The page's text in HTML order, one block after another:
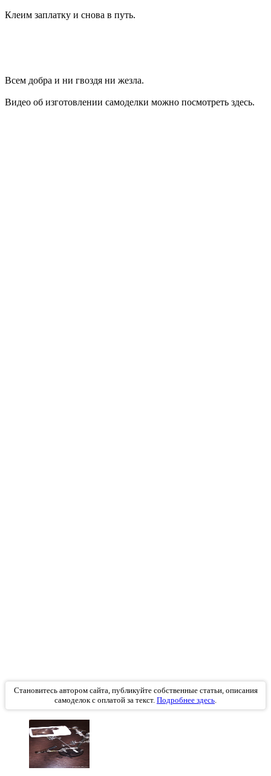
Клеим заплатку и снова в путь.
Всем добра и ни гвоздя ни жезла.
Видео об изготовлении самоделки можно посмотреть здесь.
Становитесь автором сайта, публикуйте собственные статьи, описания
самоделок с оплатой за текст. Подробнее здесь.